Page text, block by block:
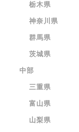
栃木県
神奈川県
群馬県
茨城県
中部
三重県
富山県
山梨県